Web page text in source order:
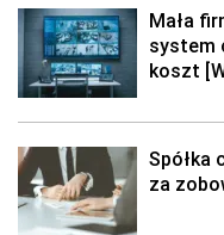
Mała
system
koszt
Spółka
za